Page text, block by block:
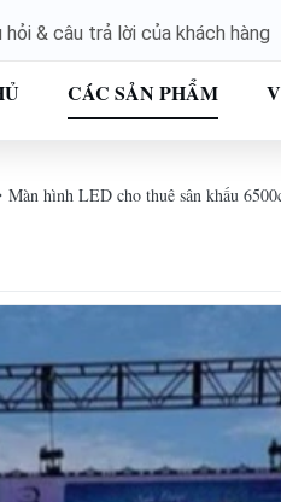
CÁC SẢN PHẨM
Màn hình LED cho thuê sân khấu
hỏi & câu trả lời của khách hàng